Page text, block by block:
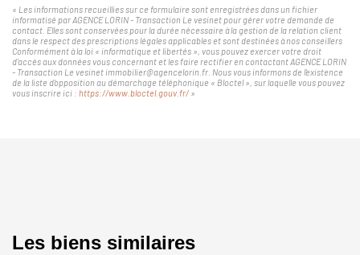
« Les informations recueillies sur ce formulaire sont enregistrées dans un fichier
informatisé par AGENCE LORIN - Transaction Le vesinet pour gérer votre demande de
contact. Elles sont conservées pour la durée nécessaire à la gestion de la relation client
dans le respect des prescriptions légales applicables et sont destinées à nos conseillers
Conformément à la loi « informatique et libertés », vous pouvez exercer votre droit
d'accès aux données vous concernant et les faire rectifier en contactant AGENCE LORIN
- Transaction Le vesinet immobilier@agencelorin.fr. Nous vous informons de l'existence
de la liste d'opposition au démarchage téléphonique « Bloctel », sur laquelle vous pouvez
vous inscrire ici : https://www.bloctel.gouv.fr/ »
Les biens similaires